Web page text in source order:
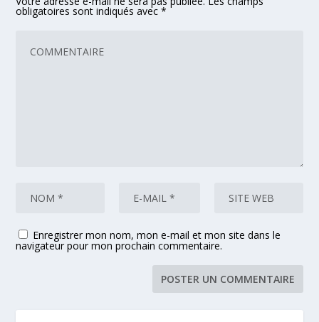
obligatoires sont indiqués avec*
Enregistrer mon nom, mon e-mail et mon site dans le
navigateur pour mon prochain commentaire.